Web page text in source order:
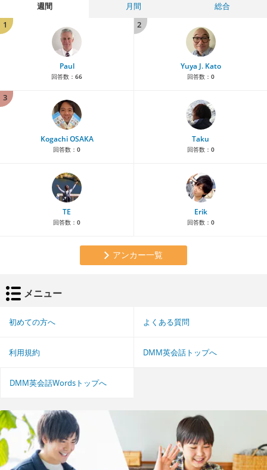
週間 月間
総合
1
Paul
回答数： 66
2
Yuya J. Kato
回答数： 0
3
Kogachi OSAKA
回答数： 0
Taku
回答数： 0
TE
回答数： 0
Erik
回答数： 0
アンカー一覧
メニュー
初めての方へ よくある質問
利用規約 DMM英会話トップへ
DMM英会話Wordsトップへ